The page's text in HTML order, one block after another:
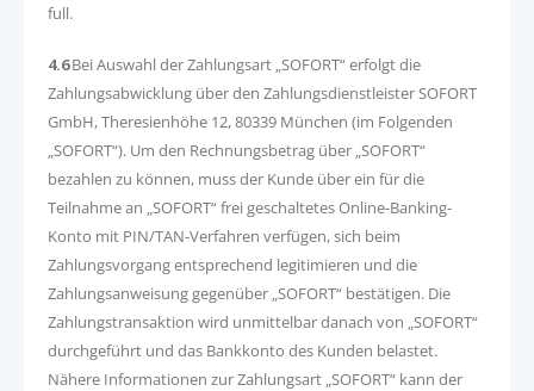
full.
4.6Bei Auswahl der Zahlungsart „SOFORT“ erfolgt die
Zahlungsabwicklung über den Zahlungsdienstleister SOFORT
GmbH, Theresienhöhe 12, 80339 München (im Folgenden
„SOFORT“). Um den Rechnungsbetrag über „SOFORT“
bezahlen zu können, muss der Kunde über ein für die
Teilnahme an „SOFORT“ frei geschaltetes Online-Banking-
Konto mit PIN/TAN-Verfahren verfügen, sich beim
Zahlungsvorgang entsprechend legitimieren und die
Zahlungsanweisung gegenüber „SOFORT“ bestätigen. Die
Zahlungstransaktion wird unmittelbar danach von „SOFORT“
durchgeführt und das Bankkonto des Kunden belastet.
Nähere Informationen zur Zahlungsart „SOFORT“ kann der